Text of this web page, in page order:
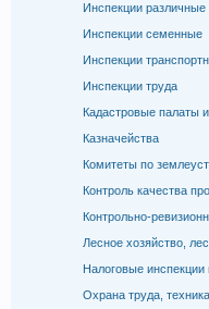
Инспекции различные
Инспекции семенные
Инспекции
Инспекции труда
Кадастровые палаты
Казначейства
Комитеты по
Контроль качества
Контрольно-
Лесное хозяйство,
Налоговые
Охрана труда,